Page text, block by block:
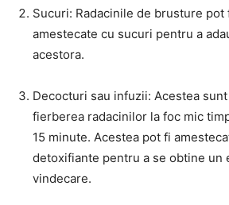
Sucuri: Radacinile de brusture
amestecate cu sucuri pentru a
acestora.
Decocturi sau infuzii: Acestea
fierberea radacinilor la foc mic
15 minute. Acestea pot fi
detoxifiante pentru a se obtine un
vindecare.